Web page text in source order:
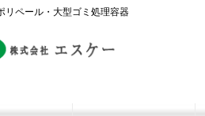
リペール・大型ゴミ処理容器